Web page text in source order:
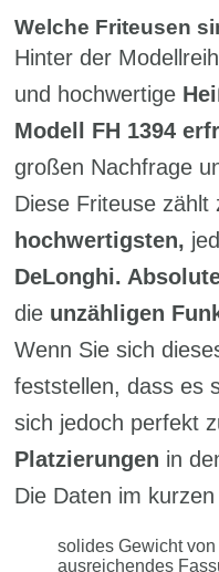
Welche Friteusen
Hinter der
und hochwertige
Modell FH 1394
großen Nachfrage
Diese Friteuse zählt
hochwertigsten,
DeLonghi.
die unzähligen
Wenn Sie sich
feststellen, dass es
sich jedoch perfekt
Platzierungen in
Die Daten im
solides Gewicht
ausreichendes